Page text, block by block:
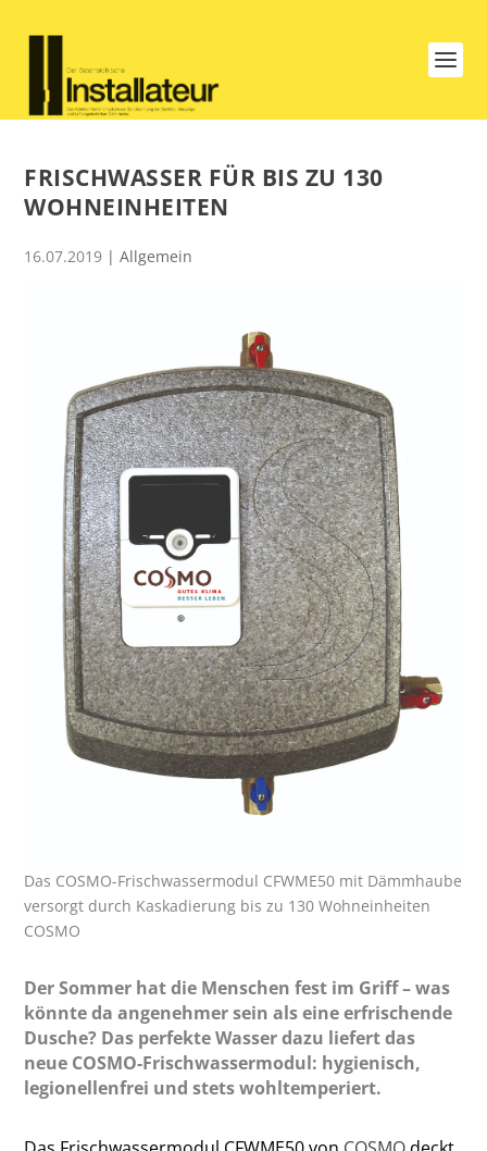
FRISCHWASSER FÜR BIS ZU 130
WOHNEINHEITEN
16.07.2019 | Allgemein
Das COSMO-Frischwassermodul CFWME50 mit Dämmhaube
versorgt durch Kaskadierung bis zu 130 Wohneinheiten
COSMO
Der Sommer hat die Menschen fest im Griff – was
könnte da angenehmer sein als eine erfrischende
Dusche? Das perfekte Wasser dazu liefert das
neue COSMO-Frischwassermodul: hygienisch,
legionellenfrei und stets wohltemperiert.